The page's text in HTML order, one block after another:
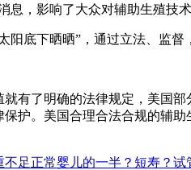
息，影响了大众对辅助生殖技
阳底下晒晒”，通过立法、监
就有了明确的法律规定，美国
护。美国合理合法合规的辅
足正常婴儿的一半？短寿？试